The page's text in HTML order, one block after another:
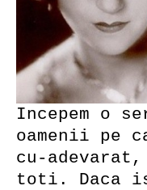
Incepem o
oamenii pe
cu-
toti. Daca